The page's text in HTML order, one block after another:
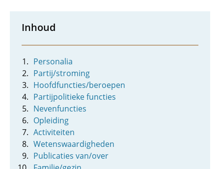
Inhoud
Personalia
Partij/stroming
Hoofdfuncties/beroepen
Partijpolitieke functies
Nevenfuncties
Opleiding
Activiteiten
Wetenswaardigheden
Publicaties van/over